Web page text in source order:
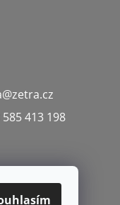
@zetra.cz
413 198